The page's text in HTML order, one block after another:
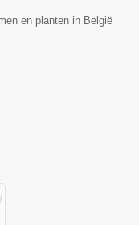
en planten in België